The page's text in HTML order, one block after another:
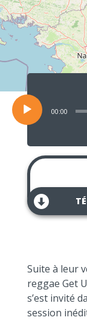
Lecteur
audio
00:00
Suite à leur
reggae Get
s’est invité
session